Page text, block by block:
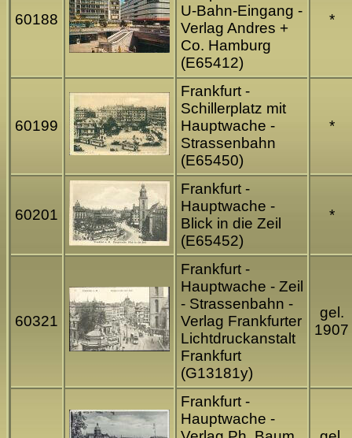
60188
U-Bahn-Eingang -
Verlag Andres +
Co. Hamburg
(E65412)
*
60199
Frankfurt -
Schillerplatz mit
Hauptwache -
Strassenbahn
(E65450)
*
60201
Frankfurt -
Hauptwache -
Blick in die Zeil
(E65452)
*
60321
Frankfurt -
Hauptwache - Zeil
- Strassenbahn -
Verlag Frankfurter
Lichtdruckanstalt
Frankfurt
(G13181y)
gel.
1907
Frankfurt -
Hauptwache -